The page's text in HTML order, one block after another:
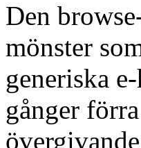
Den
mönster
generiska
gånger